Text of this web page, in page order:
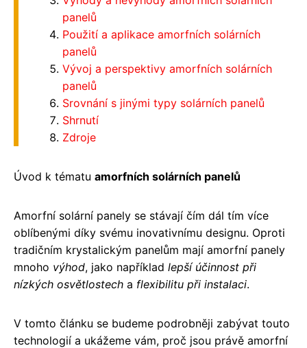
panelů
Použití a aplikace amorfních solárních
panelů
Vývoj a perspektivy amorfních solárních
panelů
Srovnání s jinými typy solárních panelů
Shrnutí
Zdroje
Úvod k tématu amorfních solárních panelů
Amorfní solární panely se stávají čím dál tím více
oblíbenými díky svému inovativnímu designu. Oproti
tradičním krystalickým panelům mají amorfní panely
mnoho výhod, jako například lepší účinnost při
nízkých osvětlostech a flexibilitu při instalaci.
V tomto článku se budeme podrobněji zabývat touto
technologií a ukážeme vám, proč jsou právě amorfní